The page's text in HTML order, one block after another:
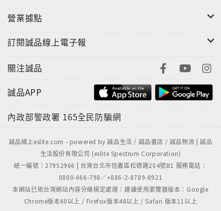
營業據點
訂閱誠品線上電子報
關注誠品
誠品APP
內政部警政署 165全民防騙網
誠品線上eslite.com - powered by 誠品生活 / 誠品書店 / 誠品物流 | 誠品
生活股份有限公司 (eslite Spectrum Corporation)
統一編號：27952966 | 台灣台北市信義區松德路204號B1 服務電話：
0800-666-798／+886-2-8789-8921
本網站已依台灣網站內容分級規定處理｜建議使用瀏覽器版本：Google
Chrome版本60以上 / Firefox版本48以上 / Safari 版本11以上